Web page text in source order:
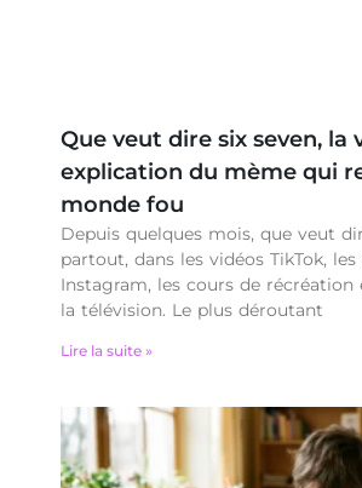
Que veut dire six seven, la
explication du mème qui
monde fou
Depuis quelques mois, que veut
partout, dans les vidéos TikTok,
Instagram, les cours de
la télévision. Le plus déroutant
Lire la suite »